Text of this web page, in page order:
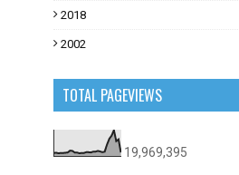
2018
2002
TOTAL PAGEVIEWS
19,969,395